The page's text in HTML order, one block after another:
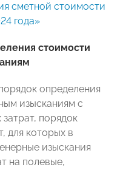
сметной стоимости
года»
стоимости
определения
изысканиям с
порядок
для которых в
изыскания
на полевые,